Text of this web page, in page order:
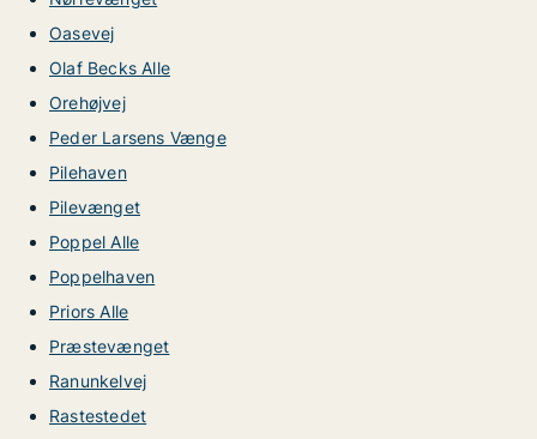
Oasevej
Olaf Becks Alle
Orehøjvej
Peder Larsens Vænge
Pilehaven
Pilevænget
Poppel Alle
Poppelhaven
Priors Alle
Præstevænget
Ranunkelvej
Rastestedet